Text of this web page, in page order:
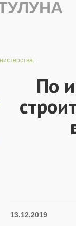
По
13.12.2019